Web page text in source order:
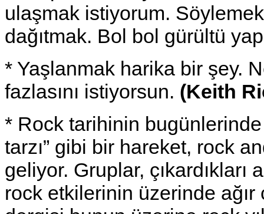
ulaşmak istiyorum.
dağıtmak. Bol bol gürültü
* Yaşlanmak harika bir şey.
fazlasını istiyorsun. (Keith
* Rock tarihinin
tarzı” gibi bir hareket, rock
geliyor. Gruplar,
rock etkilerinin üzerinde